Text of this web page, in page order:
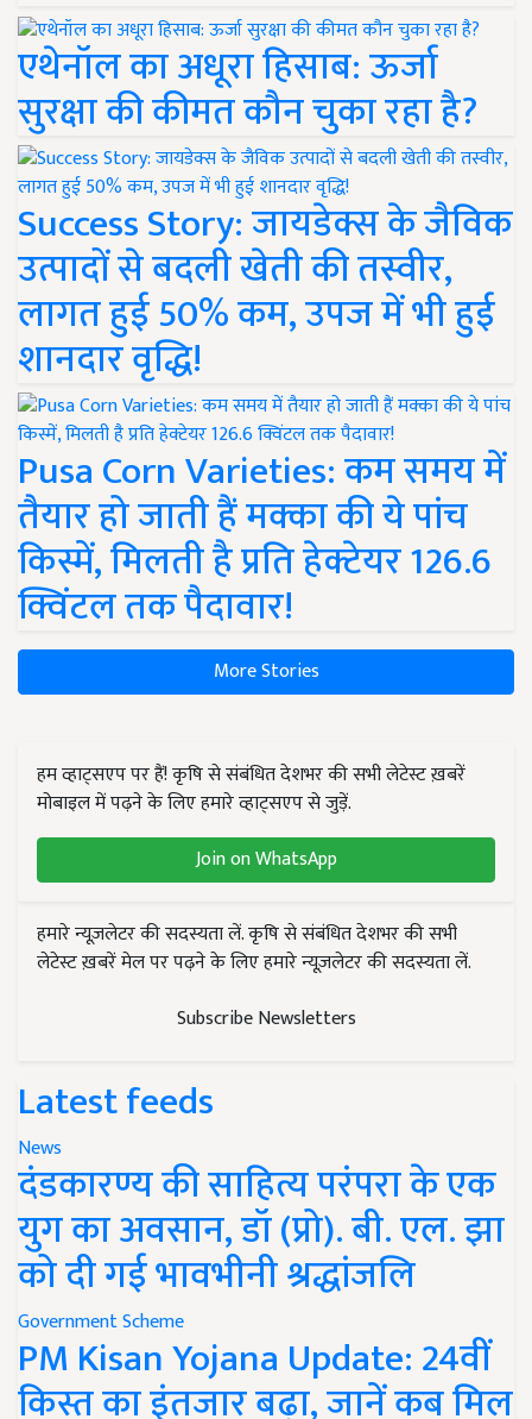
एथेनॉल का अधूरा हिसाब: ऊर्जा
सुरक्षा की कीमत कौन चुका रहा है?
Success Story: जायडेक्स के जैविक
उत्पादों से बदली खेती की तस्वीर,
लागत हुई 50% कम, उपज में भी हुई
शानदार वृद्धि!
Pusa Corn Varieties: कम समय में
तैयार हो जाती हैं मक्का की ये पांच
किस्में, मिलती है प्रति हेक्टेयर 126.6
क्विंटल तक पैदावार!
More Stories
हम व्हाट्सएप पर हैं! कृषि से संबंधित देशभर की सभी लेटेस्ट ख़बरें
मोबाइल में पढ़ने के लिए हमारे व्हाट्सएप से जुड़ें.
Join on WhatsApp
हमारे न्यूज़लेटर की सदस्यता लें. कृषि से संबंधित देशभर की सभी
लेटेस्ट ख़बरें मेल पर पढ़ने के लिए हमारे न्यूज़लेटर की सदस्यता लें.
Subscribe Newsletters
Latest feeds
News
दंडकारण्य की साहित्य परंपरा के एक
युग का अवसान, डॉ (प्रो). बी. एल. झा
को दी गई भावभीनी श्रद्धांजलि
Government Scheme
PM Kisan Yojana Update: 24वीं
किस्त का इंतजार बढ़ा, जानें कब मिल